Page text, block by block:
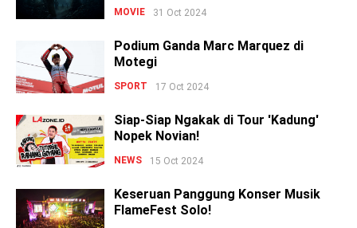
MOVIE 31 Oct 2024
Podium Ganda Marc Marquez di
Motegi
SPORT 17 Oct 2024
Siap-Siap Ngakak di Tour 'Kadung'
Nopek Novian!
NEWS 15 Oct 2024
Keseruan Panggung Konser Musik
FlameFest Solo!